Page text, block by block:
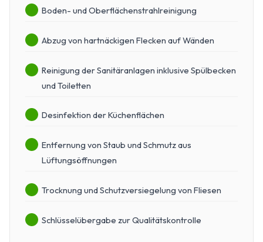
Boden- und Oberflächenstrahlreinigung
Abzug von hartnäckigen Flecken auf Wänden
Reinigung der Sanitäranlagen inklusive Spülbecken
und Toiletten
Desinfektion der Küchenflächen
Entfernung von Staub und Schmutz aus
Lüftungsöffnungen
Trocknung und Schutzversiegelung von Fliesen
Schlüsselübergabe zur Qualitätskontrolle